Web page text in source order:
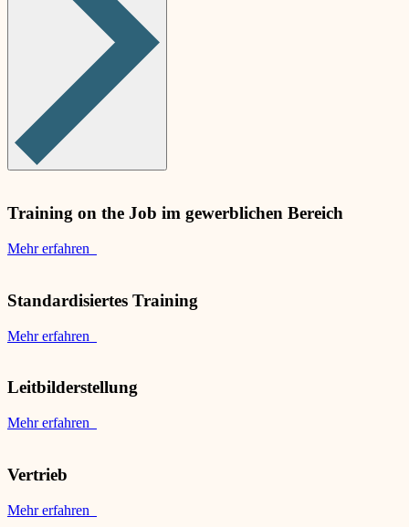
Training on the Job im gewerblichen Bereich
Mehr erfahren
Standardisiertes Training
Mehr erfahren
Leitbilderstellung
Mehr erfahren
Vertrieb
Mehr erfahren